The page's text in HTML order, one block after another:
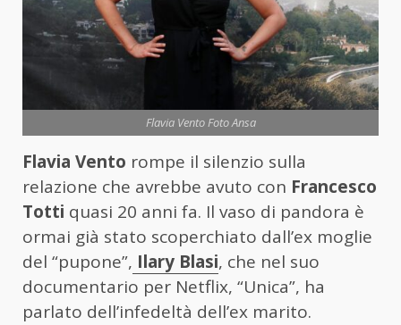
Flavia Vento Foto Ansa
Flavia Vento rompe il silenzio sulla
relazione che avrebbe avuto con Francesco
Totti quasi 20 anni fa. Il vaso di pandora è
ormai già stato scoperchiato dall’ex moglie
del “pupone”, Ilary Blasi, che nel suo
documentario per Netflix, “Unica”, ha
parlato dell’infedeltà dell’ex marito.